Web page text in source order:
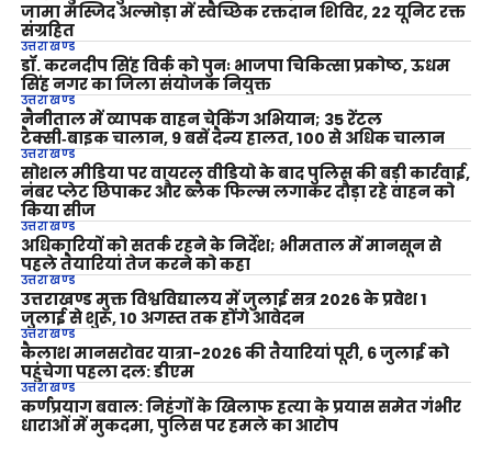
जामा मस्जिद अल्मोड़ा में स्वैच्छिक रक्तदान शिविर, 22 यूनिट रक्त
संग्रहित
उत्तराखण्ड
डॉ. करनदीप सिंह विर्क को पुनः भाजपा चिकित्सा प्रकोष्ठ, ऊधम
सिंह नगर का जिला संयोजक नियुक्त
उत्तराखण्ड
नैनीताल में व्यापक वाहन चेकिंग अभियान; 35 रेंटल
टैक्सी‑बाइक चालान, 9 बसें दैन्य हालत, 100 से अधिक चालान
उत्तराखण्ड
सोशल मीडिया पर वायरल वीडियो के बाद पुलिस की बड़ी कार्रवाई,
नंबर प्लेट छिपाकर और ब्लैक फिल्म लगाकर दौड़ा रहे वाहन को
किया सीज
उत्तराखण्ड
अधिकारियों को सतर्क रहने के निर्देश; भीमताल में मानसून से
पहले तैयारियां तेज करने को कहा
उत्तराखण्ड
उत्तराखण्ड मुक्त विश्वविद्यालय में जुलाई सत्र 2026 के प्रवेश 1
जुलाई से शुरू, 10 अगस्त तक होंगे आवेदन
उत्तराखण्ड
कैलाश मानसरोवर यात्रा-2026 की तैयारियां पूरी, 6 जुलाई को
पहुंचेगा पहला दल: डीएम
उत्तराखण्ड
कर्णप्रयाग बवाल: निहंगों के खिलाफ हत्या के प्रयास समेत गंभीर
धाराओं में मुकदमा, पुलिस पर हमले का आरोप